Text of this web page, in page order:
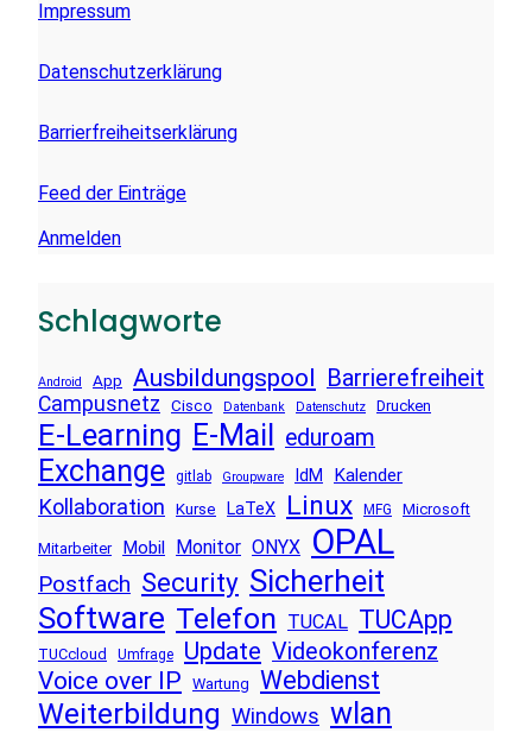
Impressum
Datenschutzerklärung
Barrierfreiheitserklärung
Feed der Einträge
Anmelden
Schlagworte
Android App Ausbildungspool Barrierefreiheit
Campusnetz Cisco Datenbank Datenschutz Drucken
E-Learning E-Mail eduroam
Exchange gitlab Groupware IdM Kalender
Kollaboration Kurse LaTeX Linux MFG Microsoft
Mitarbeiter Mobil Monitor ONYX OPAL
Postfach Security Sicherheit
Software Telefon TUCAL TUCApp
TUCcloud Umfrage Update Videokonferenz
Voice over IP Wartung Webdienst
Weiterbildung Windows wlan